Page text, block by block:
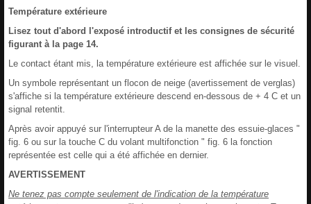
Température extérieure
Lisez tout d'abord l'exposé introductif et les consignes de sécurité
figurant à la page 14.
Le contact étant mis, la température extérieure est affichée sur le visuel.
Un symbole représentant un flocon de neige (avertissement de verglas)
s'affiche si la température extérieure descend en-dessous de + 4 C et un
signal retentit.
Après avoir appuyé sur l'interrupteur A de la manette des essuie-glaces "
fig. 6 ou sur la touche C du volant multifonction " fig. 6 la fonction
représentée est celle qui a été affichée en dernier.
AVERTISSEMENT
Ne tenez pas compte seulement de l'indication de la température